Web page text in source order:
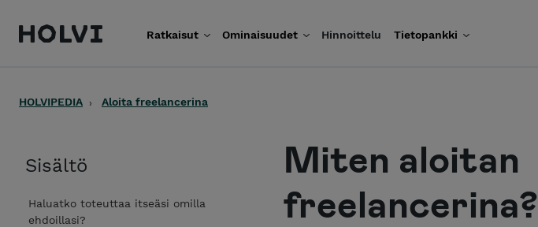
Holvi Ratkaisut Ominaisuudet Hinnoittelu Tietopankki
HOLVIPEDIA Aloita freelancerina
Sisältö
Haluatko toteuttaa itseäsi omilla
ehdoillasi?
Miten aloitan
freelancerina?